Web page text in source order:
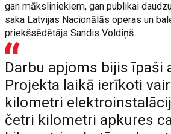
gan māksliniekiem, gan publikai
saka Latvijas Nacionālās operas un
priekšsēdētājs Sandis Voldiņš.
Darbu apjoms bijis īpaši
Projekta laikā ierīkoti
kilometri
četri kilometri apkures